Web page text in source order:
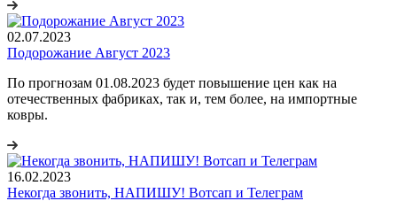
02.07.2023
Подорожание Август 2023
По прогнозам 01.08.2023 будет повышение цен как на
отечественных фабриках, так и, тем более, на импортные
ковры.
16.02.2023
Некогда звонить, НАПИШУ! Вотсап и Телеграм